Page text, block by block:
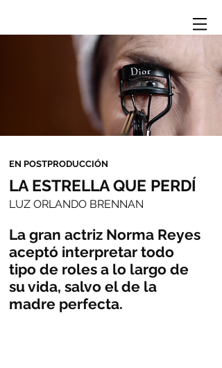
EN POSTPRODUCCIÓN
LA ESTRELLA QUE PERDÍ
LUZ ORLANDO BRENNAN
La gran actriz Norma Reyes
aceptó interpretar todo
tipo de roles a lo largo de
su vida, salvo el de la
madre perfecta.